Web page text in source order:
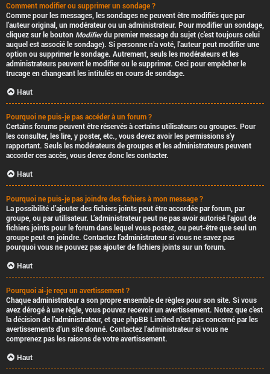
Comment modifier ou supprimer un sondage ?
Comme pour les messages, les sondages ne peuvent être modifiés que par
l’auteur original, un modérateur ou un administrateur. Pour modifier un sondage,
cliquez sur le bouton Modifierdu premier message du sujet (c’est toujours celui
auquel est associé le sondage). Si personne n’a voté, l’auteur peut modifier une
option ou supprimer le sondage. Autrement, seuls les modérateurs et les
administrateurs peuvent le modifier ou le supprimer. Ceci pour empêcher le
trucage en changeant les intitulés en cours de sondage.
Haut
Pourquoi ne puis-je pas accéder à un forum ?
Certains forums peuvent être réservés à certains utilisateurs ou groupes. Pour
les consulter, les lire, y poster, etc., vous devez avoir les permissions s’y
rapportant. Seuls les modérateurs de groupes et les administrateurs peuvent
accorder ces accès, vous devez donc les contacter.
Haut
Pourquoi ne puis-je pas joindre des fichiers à mon message ?
La possibilité d’ajouter des fichiers joints peut être accordée par forum, par
groupe, ou par utilisateur. L’administrateur peut ne pas avoir autorisé l’ajout de
fichiers joints pour le forum dans lequel vous postez, ou peut-être que seul un
groupe peut en joindre. Contactez l’administrateur si vous ne savez pas
pourquoi vous ne pouvez pas ajouter de fichiers joints sur un forum.
Haut
Pourquoi ai-je reçu un avertissement ?
Chaque administrateur a son propre ensemble de règles pour son site. Si vous
avez dérogé à une règle, vous pouvez recevoir un avertissement. Notez que c’est
la décision de l’administrateur, et que phpBB Limited n’est pas concerné par les
avertissements d’un site donné. Contactez l’administrateur si vous ne
comprenez pas les raisons de votre avertissement.
Haut